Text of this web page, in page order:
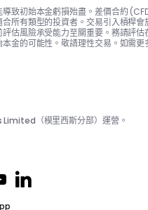
致初始本金虧損殆盡。差價合約
所有類型的投資者。交易引入槓桿會
估風險承受能力至關重要。務請評估
金的可能性。敬請理性交易。如需更
（模里西斯分部）運營。